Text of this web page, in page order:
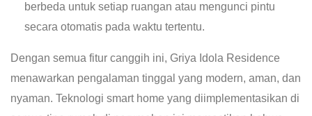
berbeda untuk setiap ruangan atau mengunci pintu
secara otomatis pada waktu tertentu.
Dengan semua fitur canggih ini, Griya Idola Residence
menawarkan pengalaman tinggal yang modern, aman, dan
nyaman. Teknologi smart home yang diimplementasikan di